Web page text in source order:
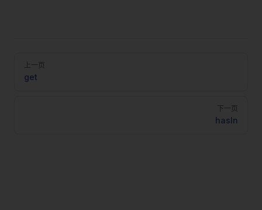
Pager
上一页
get
下一页
hasIn